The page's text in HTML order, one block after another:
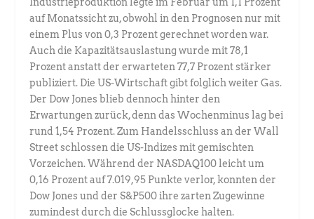
Industrieproduktion legte im Februar um 1,1 Prozent
auf Monatssicht zu, obwohl in den Prognosen nur mit
einem Plus von 0,3 Prozent gerechnet worden war.
Auch die Kapazitätsauslastung wurde mit 78,1
Prozent anstatt der erwarteten 77,7 Prozent stärker
publiziert. Die US-Wirtschaft gibt folglich weiter Gas.
Der Dow Jones blieb dennoch hinter den
Erwartungen zurück, denn das Wochenminus lag bei
rund 1,54 Prozent. Zum Handelsschluss an der Wall
Street schlossen die US-Indizes mit gemischten
Vorzeichen. Während der NASDAQ100 leicht um
0,16 Prozent auf 7.019,95 Punkte verlor, konnten der
Dow Jones und der S&P500 ihre zarten Zugewinne
zumindest durch die Schlussglocke halten.